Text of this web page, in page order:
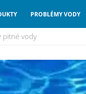
PROBLÉMY VODY
pitné vody